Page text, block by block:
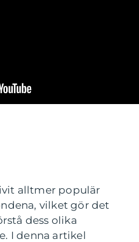
alltmer populär
vilket gör det
dess olika
I denna artikel